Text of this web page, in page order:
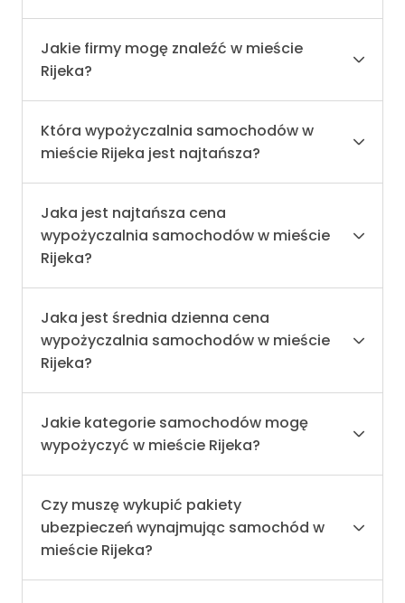
Jakie firmy mogę znaleźć w mieście
Rijeka?
Która wypożyczalnia samochodów w
mieście Rijeka jest najtańsza?
Jaka jest najtańsza cena
wypożyczalnia samochodów w mieście
Rijeka?
Jaka jest średnia dzienna cena
wypożyczalnia samochodów w mieście
Rijeka?
Jakie kategorie samochodów mogę
wypożyczyć w mieście Rijeka?
Czy muszę wykupić pakiety
ubezpieczeń wynajmując samochód w
mieście Rijeka?